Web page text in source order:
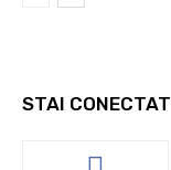
STAI CONECTAT